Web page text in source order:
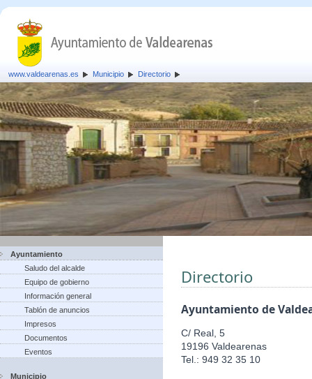
www.valdearenas.es Municipio Directorio
Ayuntamiento
Saludo del alcalde
Equipo de gobierno
Información general
Tablón de anuncios
Impresos
Documentos
Eventos
Municipio
Directorio
Ayuntamiento de
C/ Real, 5
19196 Valdearenas
Tel.: 949 32 35 10